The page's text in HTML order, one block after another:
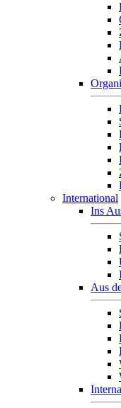
International
Ins
Aus